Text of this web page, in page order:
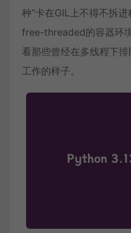
种“卡在GIL上不得不拆
free-threaded的容器环
看那些曾经在多线程下
工作的样子。